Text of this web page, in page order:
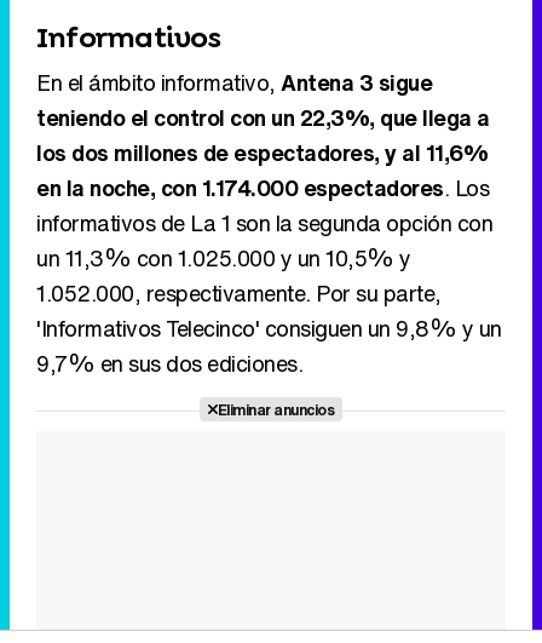
Informativos
En el ámbito informativo, Antena 3 sigue
teniendo el control con un 22,3%, que llega a
los dos millones de espectadores, y al 11,6%
en la noche, con 1.174.000 espectadores. Los
informativos de La 1 son la segunda opción con
un 11,3% con 1.025.000 y un 10,5% y
1.052.000, respectivamente. Por su parte,
'Informativos Telecinco' consiguen un 9,8% y un
9,7% en sus dos ediciones.
Eliminar anuncios